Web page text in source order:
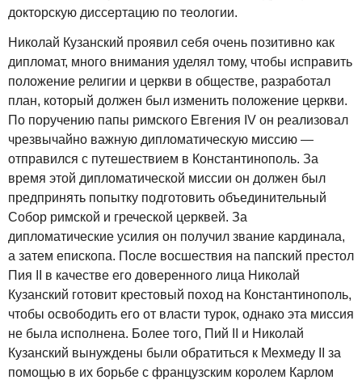
докторскую диссертацию по теологии.
Николай Кузанский проявил себя очень позитивно как
дипломат, много внимания уделял тому, чтобы исправить
положение религии и церкви в обществе, разработал
план, который должен был изменить положение церкви.
По поручению папы римского Евгения IV он реализовал
чрезвычайно важную дипломатическую миссию —
отправился с путешествием в Константинополь. За
время этой дипломатической миссии он должен был
предпринять попытку подготовить объединительный
Собор римской и греческой церквей. За
дипломатические усилия он получил звание кардинала,
а затем епископа. После восшествия на папский престол
Пия II в качестве его доверенного лица Николай
Кузанский готовит крестовый поход на Константинополь,
чтобы освободить его от власти турок, однако эта миссия
не была исполнена. Более того, Пий II и Николай
Кузанский вынуждены были обратиться к Мехмеду II за
помощью в их борьбе с французским королем Карлом